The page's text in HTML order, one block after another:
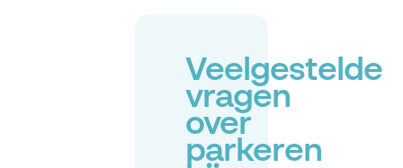
Veelgestelde
vragen
over
parkeren